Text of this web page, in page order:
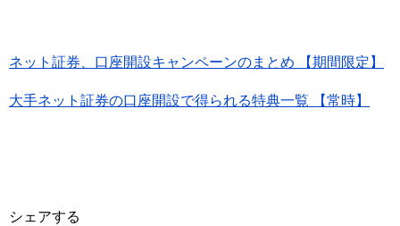
ネット証券、口座開設キャンペーンのまとめ 【期間限定】
大手ネット証券の口座開設で得られる特典一覧 【常時】
シェアする